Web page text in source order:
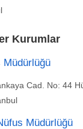
Kurumlar
Müdürlüğü
Cad. No: 44
Müdürlüğü